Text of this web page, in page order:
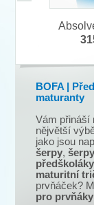
BOFA |
maturanty
Vám přináší
nějvětší
jako jsou
šerpy,
předškoláky
maturitní
prvňáček?
pro prvňáky